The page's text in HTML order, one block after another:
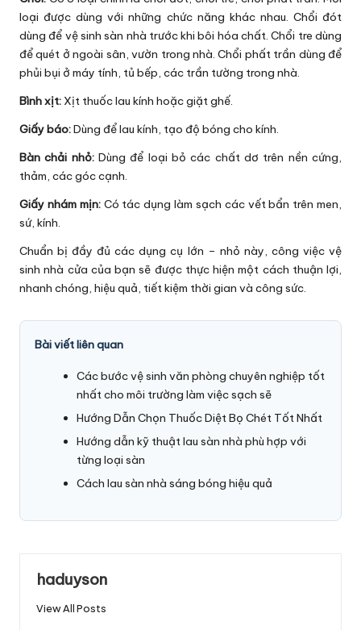
loại được dùng với những chức năng khác nhau. Chổi đót
dùng để vệ sinh sàn nhà trước khi bôi hóa chất. Chổi tre dùng
để quét ở ngoài sân, vườn trong nhà. Chổi phất trần dùng để
phủi bụi ở máy tính, tủ bếp, các trần tường trong nhà.
Bình xịt: Xịt thuốc lau kính hoặc giặt ghế.
Giấy báo:Dùng để lau kính, tạo độ bóng cho kính.
Bàn chải nhỏ:Dùng để loại bỏ các chất dơ trên nền cứng,
thảm, các góc cạnh.
Giấy nhám mịn:Có tác dụng làm sạch các vết bẩn trên men,
sứ, kính.
Chuẩn bị đầy đủ các dụng cụ lớn – nhỏ này, công việc vệ
sinh nhà cửa của bạn sẽ được thực hiện một cách thuận lợi,
nhanh chóng, hiệu quả, tiết kiệm thời gian và công sức.
Bài viết liên quan
Các bước vệ sinh văn phòng chuyên nghiệp tốt
nhất cho môi trường làm việc sạch sẽ
Hướng Dẫn Chọn Thuốc Diệt Bọ Chét Tốt Nhất
Hướng dẫn kỹ thuật lau sàn nhà phù hợp với
từng loại sàn
Cách lau sàn nhà sáng bóng hiệu quả
haduyson
View All Posts